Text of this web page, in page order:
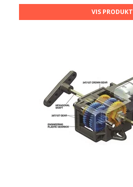
VIS PRODUKT